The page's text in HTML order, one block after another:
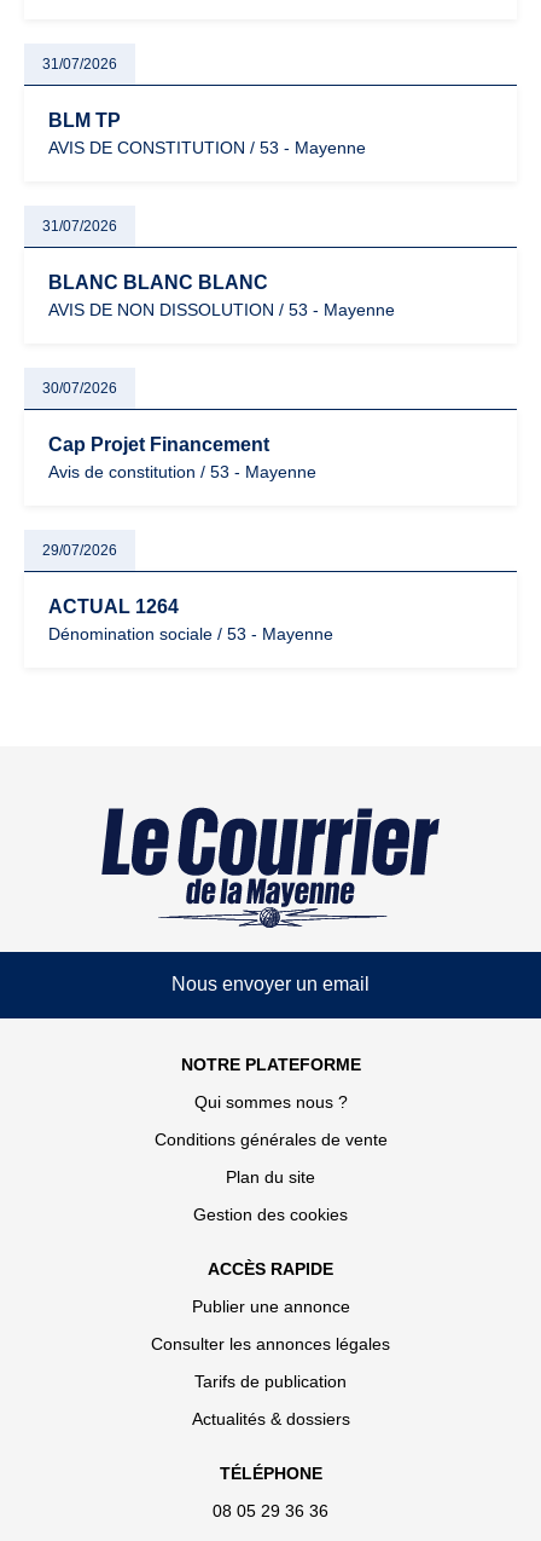
31/07/2026
BLM TP
AVIS DE CONSTITUTION / 53 - Mayenne
31/07/2026
BLANC BLANC BLANC
AVIS DE NON DISSOLUTION / 53 - Mayenne
30/07/2026
Cap Projet Financement
Avis de constitution / 53 - Mayenne
29/07/2026
ACTUAL 1264
Dénomination sociale / 53 - Mayenne
Nous envoyer un email
NOTRE PLATEFORME
Qui sommes nous ?
Conditions générales de vente
Plan du site
Gestion des cookies
ACCÈS RAPIDE
Publier une annonce
Consulter les annonces légales
Tarifs de publication
Actualités & dossiers
TÉLÉPHONE
08 05 29 36 36